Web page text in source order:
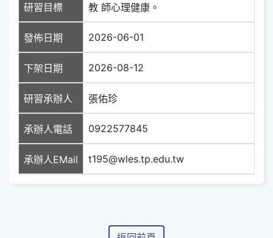
研習目標
教 師心理健康。
發佈日期 2026-06-01
下架日期 2026-08-12
研習承辦人 張佑珍
承辦人電話 0922577845
承辦人EMail t195@wles.tp.edu.tw